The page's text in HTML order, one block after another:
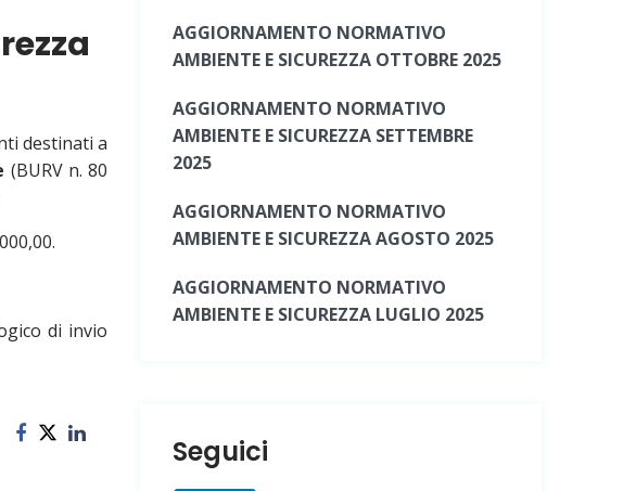
destinati a
(BURV n. 80
di invio
AGGIORNAMENTO NORMATIVO
AMBIENTE E SICUREZZA OTTOBRE 2025
AGGIORNAMENTO NORMATIVO
AMBIENTE E SICUREZZA SETTEMBRE
2025
AGGIORNAMENTO NORMATIVO
AMBIENTE E SICUREZZA AGOSTO 2025
AGGIORNAMENTO NORMATIVO
AMBIENTE E SICUREZZA LUGLIO 2025
Seguici